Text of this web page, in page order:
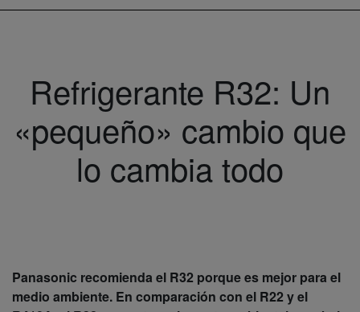
Refrigerante R32: Un
«pequeño» cambio que
lo cambia todo
Panasonic recomienda el R32 porque es mejor para el
medio ambiente. En comparación con el R22 y el